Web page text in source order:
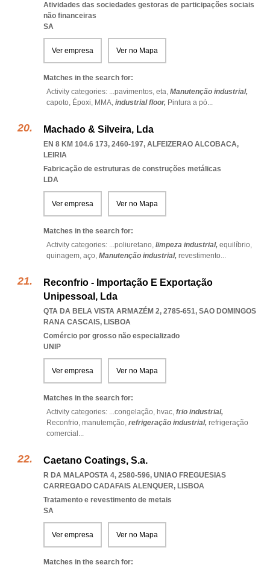
Atividades das sociedades gestoras de participações sociais
não financeiras
SA
Ver empresa Ver no Mapa
Matches in the search for:
Activity categories: ...pavimentos, eta, Manutenção industrial,
capoto, Époxi, MMA, industrial floor, Pintura a pó...
Machado & Silveira, Lda
EN 8 KM 104.6 173, 2460-197, ALFEIZERAO ALCOBACA,
LEIRIA
Fabricação de estruturas de construções metálicas
LDA
Ver empresa Ver no Mapa
Matches in the search for:
Activity categories: ...poliuretano, limpeza industrial, equilíbrio,
quinagem, aço, Manutenção industrial, revestimento...
Reconfrio - Importação E Exportação
Unipessoal, Lda
QTA DA BELA VISTA ARMAZÉM 2, 2785-651, SAO DOMINGOS
RANA CASCAIS, LISBOA
Comércio por grosso não especializado
UNIP
Ver empresa Ver no Mapa
Matches in the search for:
Activity categories: ...congelação, hvac, frio industrial,
Reconfrio, manutemção, refrigeração industrial, refrigeração
comercial ...
Caetano Coatings, S.a.
R DA MALAPOSTA 4, 2580-596, UNIAO FREGUESIAS
CARREGADO CADAFAIS ALENQUER, LISBOA
Tratamento e revestimento de metais
SA
Ver empresa Ver no Mapa
Matches in the search for: